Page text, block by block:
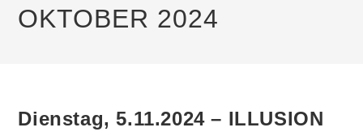
OKTOBER 2024
Dienstag, 5.11.2024 – ILLUSION